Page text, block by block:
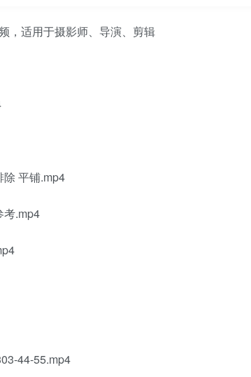
，适用于摄影师、导演、剪辑
平铺.mp4
考.mp4
44-55.mp4